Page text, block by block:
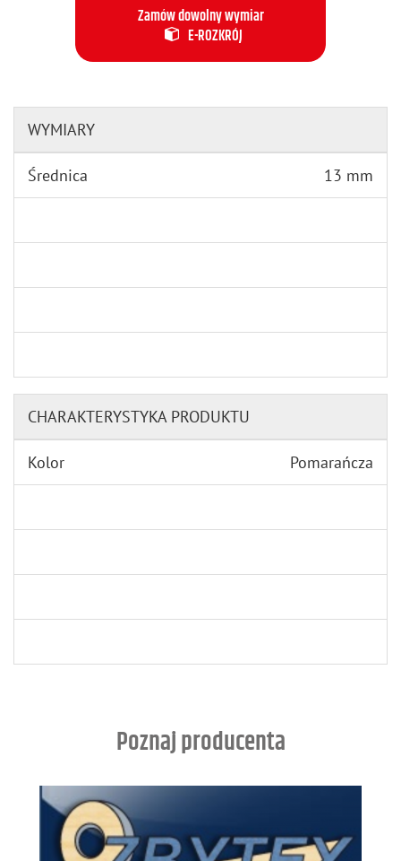
Zamów dowolny wymiar
E-ROZKRÓJ
WYMIARY
Średnica 13 mm
CHARAKTERYSTYKA PRODUKTU
Kolor Pomarańcza
Poznaj producenta